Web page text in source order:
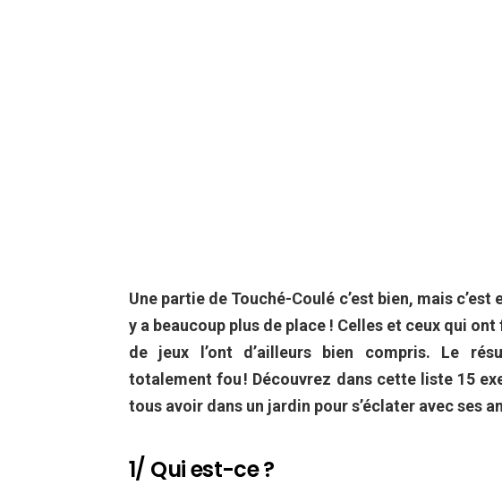
Une partie de Touché-Coulé c’est bien, mais
y a beaucoup plus de place ! Celles et ceux qui
de jeux l’ont d’ailleurs bien compris. Le
totalement fou ! Découvrez dans cette liste 15
tous avoir dans un jardin pour s’éclater avec ses
1/ Qui est-ce ?